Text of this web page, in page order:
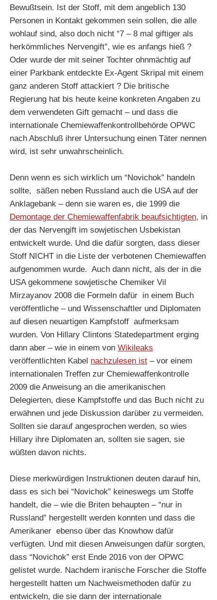
Bewußtsein. Ist der Stoff, mit dem angeblich 130
Personen in Kontakt gekommen sein sollen, die alle
wohlauf sind, also doch nicht “7 – 8 mal giftiger als
herkömmliches Nervengift”, wie es anfangs hieß ?
Oder wurde der mit seiner Tochter ohnmächtig auf
einer Parkbank entdeckte Ex-Agent Skripal mit einem
ganz anderen Stoff attackiert ? Die britische
Regierung hat bis heute keine konkreten Angaben zu
dem verwendeten Gift gemacht – und dass die
internationale Chemiewaffenkontrollbehörde OPWC
nach Abschluß ihrer Untersuchung einen Täter nennen
wird, ist sehr unwahrscheinlich.
Denn wenn es sich wirklich um “Novichok” handeln
sollte, säßen neben Russland auch die USA auf der
Anklagebank – denn sie waren es, die 1999 die
Demontage der Chemiewaffenfabrik beaufsichtigten, in
der das Nervengift im sowjetischen Usbekistan
entwickelt wurde. Und die dafür sorgten, dass dieser
Stoff NICHT in die Liste der verbotenen Chemiewaffen
aufgenommen wurde. Auch dann nicht, als der in die
USA gekommene sowjetische Chemiker Vil
Mirzayanov 2008 die Formeln dafür in einem Buch
veröffentliche – und Wissenschaftler und Diplomaten
auf diesen neuartigen Kampfstoff aufmerksam
wurden. Von Hillary Clintons Statedepartment erging
dann aber – wie in einem von Wikileaks
veröffentlichten Kabel nachzulesen ist – vor einem
internationalen Treffen zur Chemiewaffenkontrolle
2009 die Anweisung an die amerikanischen
Delegierten, diese Kampfstoffe und das Buch nicht zu
erwähnen und jede Diskussion darüber zu vermeiden.
Sollten sie darauf angesprochen werden, so wies
Hillary ihre Diplomaten an, sollten sie sagen, sie
wüßten davon nichts.
Diese merkwürdigen Instruktionen deuten darauf hin,
dass es sich bei “Novichok” keineswegs um Stoffe
handelt, die – wie die Briten behaupten – “nur in
Russland” hergestellt werden konnten und dass die
Amerikaner ebenso über das Knowhow dafür
verfügten. Und mit diesen Anweisungen dafür sorgten,
dass “Novichok” erst Ende 2016 von der OPWC
gelistet wurde. Nachdem iranische Forscher die Stoffe
hergestellt hatten um Nachweismethoden dafür zu
entwickeln, die sie dann der internationale